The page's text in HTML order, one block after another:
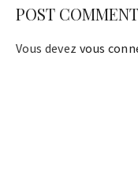
POST COMMENT
Vous devez vous